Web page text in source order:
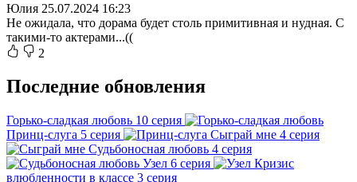
Юлия 25.07.2024 16:23
Не ожидала, что дорама будет столь примитивная и нудная. С
такими-то актерами...((
2
Последние обновления
Горько-сладкая любовь 10 серия
Принц-слуга 5 серия Сыграй мне 4 серия
Судьбоносная любовь 4 серия
Узел 6 серия
Кризис
влюбленности в классе 3 серия